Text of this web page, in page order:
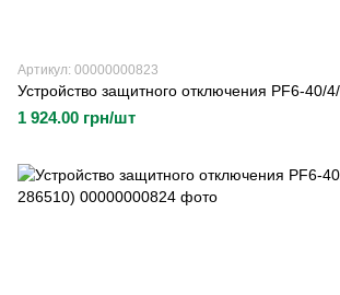
Артикул: 00000000823
Устройство защитного отключения PF6-40/
1 924.00 грн/шт